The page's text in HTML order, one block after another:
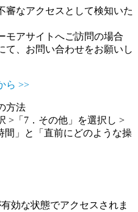
審なアクセスとして検知いた
モアサイトへご訪問の場合
て、お問い合わせをお願いし
ら >>
方法
>「7．その他」を選択し >
間」と「直前にどのような操
効な状態でアクセスされま